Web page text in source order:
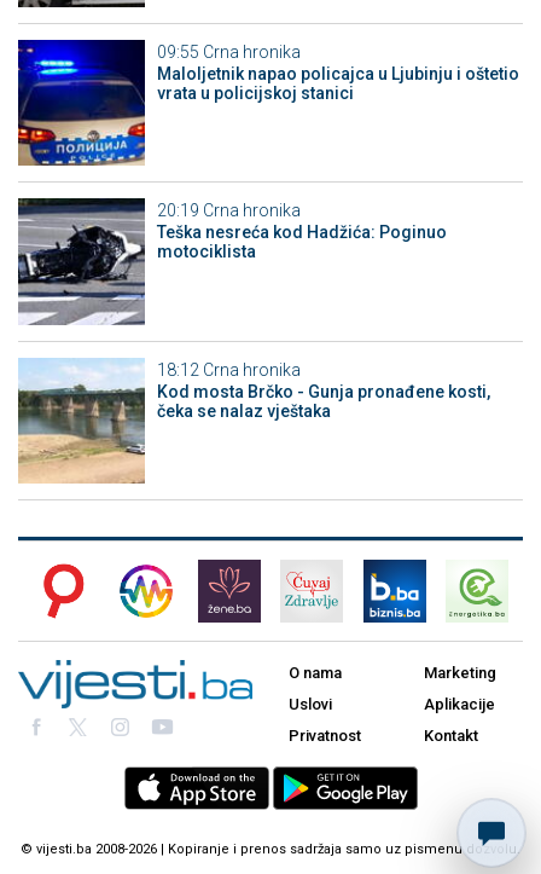
09:55 Crna hronika
Maloljetnik napao policajca u Ljubinju i oštetio
vrata u policijskoj stanici
20:19 Crna hronika
Teška nesreća kod Hadžića: Poginuo
motociklista
18:12 Crna hronika
Kod mosta Brčko - Gunja pronađene kosti,
čeka se nalaz vještaka
O nama
Uslovi
Privatnost
Marketing
Aplikacije
Kontakt
© vijesti.ba 2008-2026 | Kopiranje i prenos sadržaja samo uz pismenu dozvolu.